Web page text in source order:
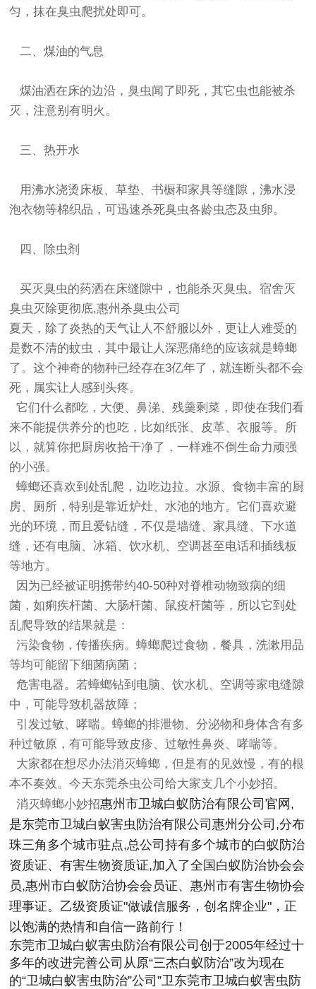
匀，抹在臭虫爬扰处即可。
二、煤油的气息
煤油洒在床的边沿，臭虫闻了即死，其它虫也能被杀
灭，注意别有明火。
三、热开水
用沸水浇烫床板、草垫、书橱和家具等缝隙，沸水浸
泡衣物等棉织品，可迅速杀死臭虫各龄虫态及虫卵。
四、除虫剂
买灭臭虫的药洒在床缝隙中，也能杀灭臭虫。宿舍灭
臭虫灭除更彻底,惠州杀臭虫公司
夏天，除了炎热的天气让人不舒服以外，更让人难受的
是数不清的蚊虫，其中最让人深恶痛绝的应该就是蟑螂
了。这个神奇的物种已经存在3亿年了，就连断头都不会
死，属实让人感到头疼。
它们什么都吃，大便、鼻涕、残羹剩菜，即使在我们看
来不能提供养分的也吃，比如纸张、皮革、衣服等。所
以，就算你把厨房收拾干净了，一样难不倒生命力顽强
的小强。
蟑螂还喜欢到处乱爬，边吃边拉。水源、食物丰富的厨
房、厕所，特别是靠近炉灶、水池的地方。它们喜欢避
光的环境，而且爱钻缝，不仅是墙缝、家具缝、下水道
缝，还有电脑、冰箱、饮水机、空调甚至电话和插线板
等地方。
因为已经被证明携带约40-50种对脊椎动物致病的细
菌，如痢疾杆菌、大肠杆菌、鼠疫杆菌等，所以它到处
乱爬导致的结果就是：
污染食物，传播疾病。蟑螂爬过食物，餐具，洗漱用品
等均可能留下细菌病菌；
危害电器。若蟑螂钻到电脑、饮水机、空调等家电缝隙
中，可能导致机器故障；
引发过敏、哮喘。蟑螂的排泄物、分泌物和身体含有多
种过敏原，有可能导致皮疹、过敏性鼻炎、哮喘等。
大家都在想尽办法消灭蟑螂，但是有的见效慢，有的根
本不奏效。今天东莞杀虫公司给大家支几个小妙招。
消灭蟑螂小妙招惠州市卫城白蚁防治有限公司官网,
是东莞市卫城白蚁害虫防治有限公司惠州分公司,分布
珠三角多个城市驻点,总公司持有多个城市的白蚁防治
资质证、有害生物资质证,加入了全国白蚁防治协会会
员,惠州市白蚁防治协会会员证、惠州市有害生物协会
理事证。乙级资质证"做诚信服务，创名牌企业"，正
以饱满的热情和自信一路前行！
东莞市卫城白蚁害虫防治有限公司创于2005年经过十
多年的改进完善公司从原“三杰白蚁防治”改为现在
的“卫城白蚁害虫防治”公司”卫东莞市卫城白蚁害虫防